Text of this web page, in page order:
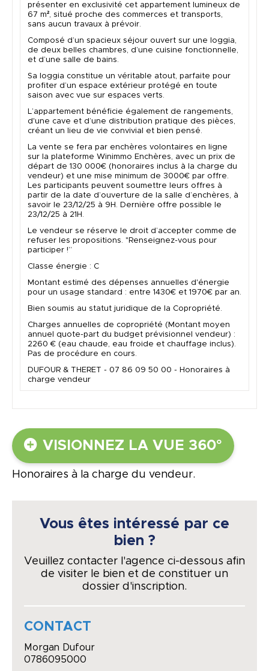
présenter en exclusivité cet appartement lumineux de
67 m² , situé proche des commerces et transports,
sans aucun travaux à prévoir.
Composé d’un spacieux séjour ouvert sur une loggia,
de deux belles chambres, d’une cuisine fonctionnelle,
et d’une salle de bains.
Sa loggia constitue un véritable atout, parfaite pour
profiter d’un espace extérieur protégé en toute
saison avec vue sur espaces verts.
L’appartement bénéficie également de rangements,
d'une cave et d’une distribution pratique des pièces,
créant un lieu de vie convivial et bien pensé.
La vente se fera par enchères volontaires en ligne
sur la plateforme Winimmo Enchères, avec un prix de
départ de 130 000€ (honoraires inclus à la charge du
vendeur) et une mise minimum de 3000€ par offre.
Les participants peuvent soumettre leurs offres à
partir de la date d’ouverture de la salle d’enchères, à
savoir le 23/12/25 à 9H. Dernière offre possible le
23/12/25 à 21H.
Le vendeur se réserve le droit d’accepter comme de
refuser les propositions. "Renseignez-vous pour
participer !”
Classe énergie : C
Montant estimé des dépenses annuelles d'énergie
pour un usage standard : entre 1430€ et 1970€ par an.
Bien soumis au statut juridique de la Copropriété.
Charges annuelles de copropriété (Montant moyen
annuel quote-part du budget prévisionnel vendeur) :
2260 € (eau chaude, eau froide et chauffage inclus).
Pas de procédure en cours.
DUFOUR & THERET - 07 86 09 50 00 - Honoraires à
charge vendeur
VISIONNEZ LA VUE 360°
Honoraires à la charge du vendeur.
Vous êtes intéressé par ce
bien ?
Veuillez contacter l'agence ci-dessous afin
de visiter le bien et de constituer un
dossier d'inscription.
CONTACT
Morgan Dufour
0786095000